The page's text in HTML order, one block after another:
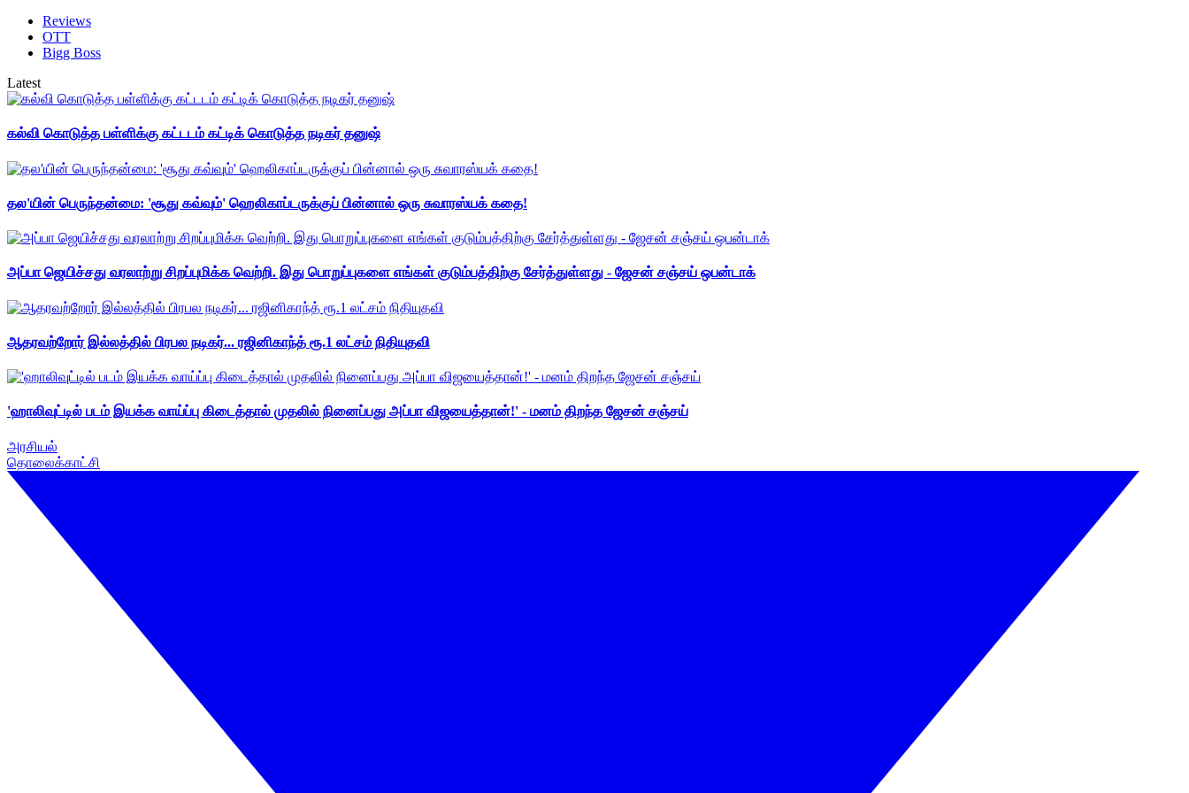
Reviews
OTT
Bigg Boss
Latest
கல்வி கொடுத்த பள்ளிக்கு கட்டடம் கட்டிக் கொடுத்த நடிகர் தனுஷ்
தல'யின் பெருந்தன்மை: 'சூது கவ்வும்' ஹெலிகாப்டருக்குப் பின்னால் ஒரு சுவாரஸ்யக் கதை!
அப்பா ஜெயிச்சது வரலாற்று சிறப்புமிக்க வெற்றி. இது பொறுப்புகளை எங்கள் குடும்பத்திற்கு சேர்த்துள்ளது - ஜேசன் சஞ்சய் ஒபன்டாக்
ஆதரவற்றோர் இல்லத்தில் பிரபல நடிகர்... ரஜினிகாந்த் ரூ.1 லட்சம் நிதியுதவி
'ஹாலிவுட்டில் படம் இயக்க வாய்ப்பு கிடைத்தால் முதலில் நினைப்பது அப்பா விஜயைத்தான்!' - மனம் திறந்த ஜேசன் சஞ்சய்
அரசியல்
தொலைக்காட்சி